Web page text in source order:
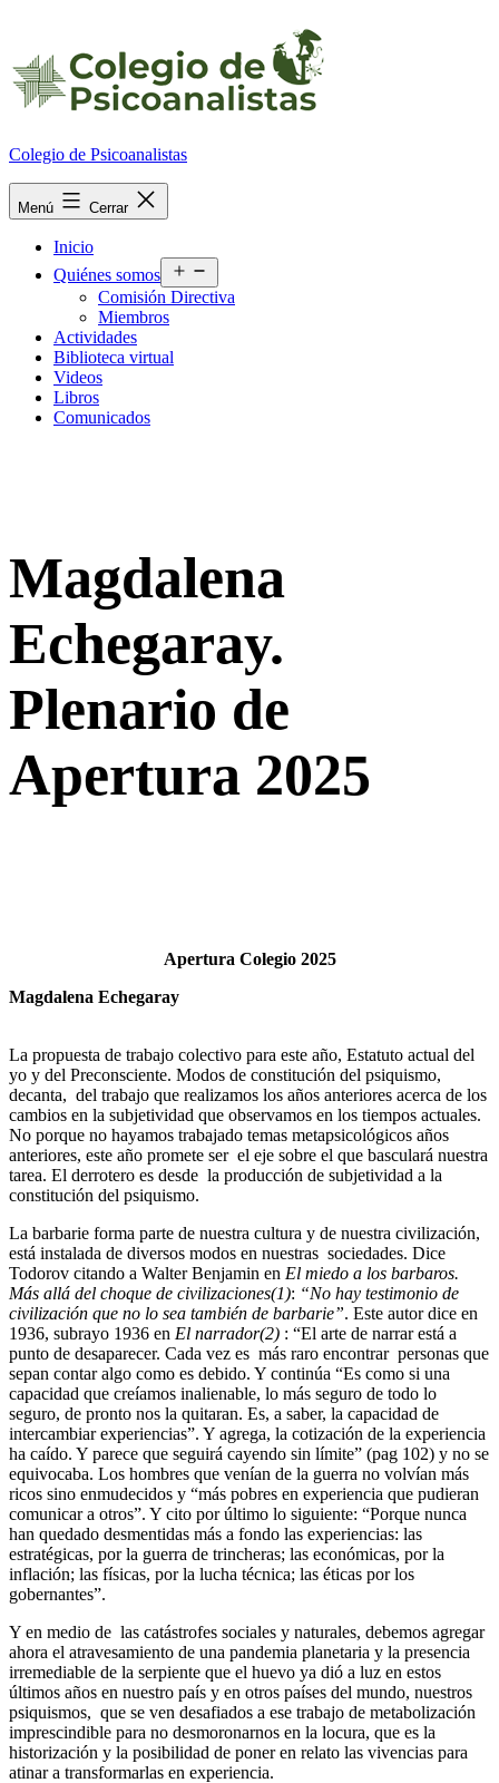
contenido
Colegio de Psicoanalistas
Menú Cerrar
Inicio
Quiénes somos
el
menú
Comisión Directiva
Miembros
Actividades
Biblioteca virtual
Videos
Libros
Comunicados
Magdalena
Echegaray.
Plenario de
Apertura 2025
Apertura Colegio 2025
Magdalena Echegaray
La propuesta de trabajo colectivo para este año, Estatuto actual del
yo y del Preconsciente. Modos de constitución del psiquismo,
decanta, del trabajo que realizamos los años anteriores acerca de los
cambios en la subjetividad que observamos en los tiempos actuales.
No porque no hayamos trabajado temas metapsicológicos años
anteriores, este año promete ser el eje sobre el que basculará nuestra
tarea. El derrotero es desde la producción de subjetividad a la
constitución del psiquismo.
La barbarie forma parte de nuestra cultura y de nuestra civilización,
está instalada de diversos modos en nuestras sociedades. Dice
Todorov citando a Walter Benjamin en El miedo a los barbaros.
Más allá del choque de civilizaciones(1): “No hay testimonio de
civilización que no lo sea también de barbarie”. Este autor dice en
1936, subrayo 1936 en El narrador(2) : “El arte de narrar está a
punto de desaparecer. Cada vez es más raro encontrar personas que
sepan contar algo como es debido. Y continúa “Es como si una
capacidad que creíamos inalienable, lo más seguro de todo lo
seguro, de pronto nos la quitaran. Es, a saber, la capacidad de
intercambiar experiencias”. Y agrega, la cotización de la experiencia
ha caído. Y parece que seguirá cayendo sin límite” (pag 102) y no se
equivocaba. Los hombres que venían de la guerra no volvían más
ricos sino enmudecidos y “más pobres en experiencia que pudieran
comunicar a otros”. Y cito por último lo siguiente: “Porque nunca
han quedado desmentidas más a fondo las experiencias: las
estratégicas, por la guerra de trincheras; las económicas, por la
inflación; las físicas, por la lucha técnica; las éticas por los
gobernantes”.
Y en medio de las catástrofes sociales y naturales, debemos agregar
ahora el atravesamiento de una pandemia planetaria y la presencia
irremediable de la serpiente que el huevo ya dió a luz en estos
últimos años en nuestro país y en otros países del mundo, nuestros
psiquismos, que se ven desafiados a ese trabajo de metabolización
imprescindible para no desmoronarnos en la locura, que es la
historización y la posibilidad de poner en relato las vivencias para
atinar a transformarlas en experiencia.